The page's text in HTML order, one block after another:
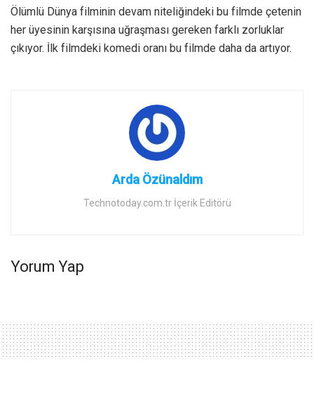
Ölümlü Dünya filminin devam niteliğindeki bu filmde çetenin
her üyesinin karşısına uğraşması gereken farklı zorluklar
çıkıyor. İlk filmdeki komedi oranı bu filmde daha da artıyor.
Arda Özünaldım
Technotoday.com.tr İçerik Editörü
Yorum Yap